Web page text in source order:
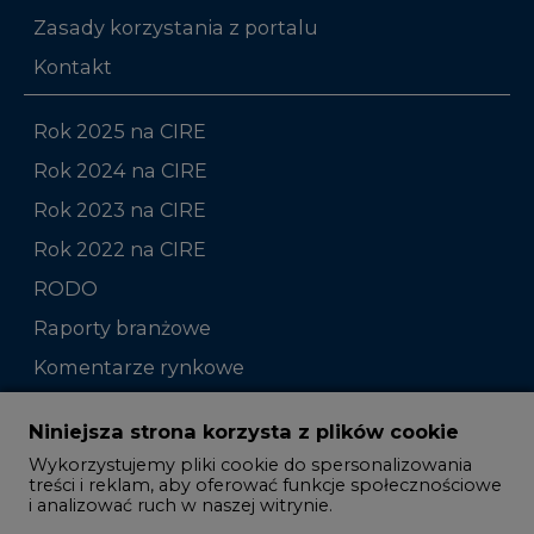
Zasady korzystania z portalu
Kontakt
Rok 2025 na CIRE
Rok 2024 na CIRE
Rok 2023 na CIRE
Rok 2022 na CIRE
RODO
Raporty branżowe
Komentarze rynkowe
Zmiany kadrowe na rynku
Studio CIRE
Rozmowy o energetyce
Niniejsza strona korzysta z plików cookie
Wykorzystujemy pliki cookie do spersonalizowania
treści i reklam, aby oferować funkcje społecznościowe
i analizować ruch w naszej witrynie.